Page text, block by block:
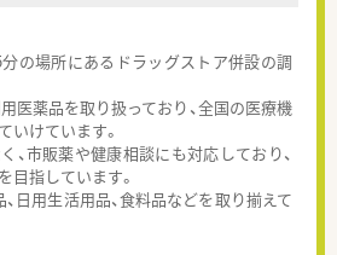
の場所にあるドラッグストア併設の調
医薬品を取り扱っており、全国の医療機
いけています。
、市販薬や健康相談にも対応しており、
目指しています。
日用生活用品、食料品などを取り揃えて